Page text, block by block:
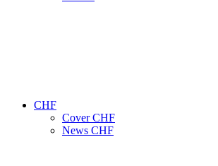
CHF
Cover CHF
News CHF